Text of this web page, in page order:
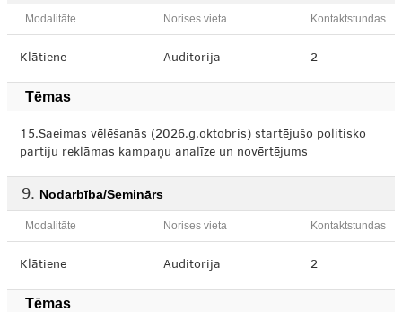
Modalitāte Norises vieta Kontaktstundas
Klātiene Auditorija 2
Tēmas
15.Saeimas vēlēšanās (2026.g.oktobris) startējušo politisko
partiju reklāmas kampaņu analīze un novērtējums
Nodarbība/Seminārs
Modalitāte Norises vieta Kontaktstundas
Klātiene Auditorija 2
Tēmas